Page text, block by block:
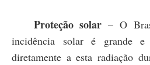
Proteção solar – O
incidência solar é grande
diretamente a esta radiação